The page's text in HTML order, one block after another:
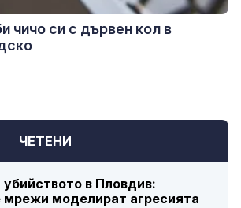
ЧЕТЕНИ
убийството в Пловдив:
мрежи моделират агресията
чичо си с дървен кол в